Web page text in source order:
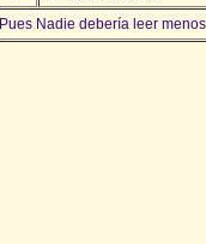
Pues Nadie debería leer